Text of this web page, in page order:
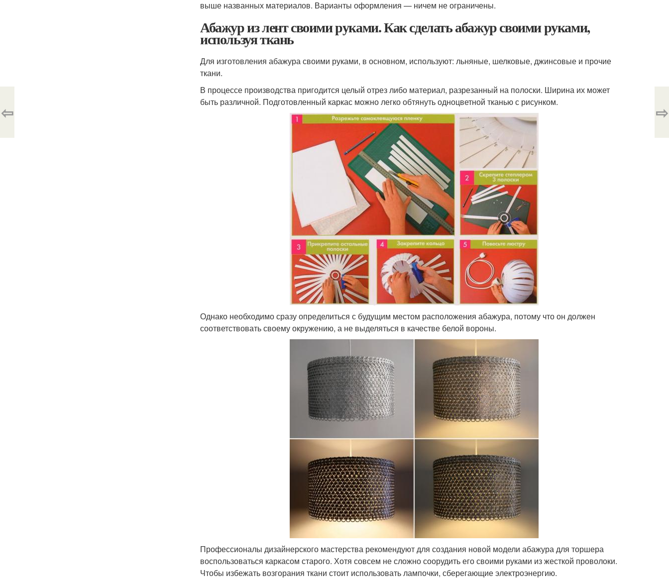
выше названных материалов. Варианты оформления — ничем не ограничены.
Абажур из лент своими руками. Как сделать абажур своими руками,
используя ткань
Для изготовления абажура своими руками, в основном, используют: льняные, шелковые, джинсовые и прочие
ткани.
В процессе производства пригодится целый отрез либо материал, разрезанный на полоски. Ширина их может
быть различной. Подготовленный каркас можно легко обтянуть одноцветной тканью с рисунком.
Однако необходимо сразу определиться с будущим местом расположения абажура, потому что он должен
соответствовать своему окружению, а не выделяться в качестве белой вороны.
Профессионалы дизайнерского мастерства рекомендуют для создания новой модели абажура для торшера
воспользоваться каркасом старого. Хотя совсем не сложно соорудить его своими руками из жесткой проволоки.
Чтобы избежать возгорания ткани стоит использовать лампочки, сберегающие электроэнергию.
⇦ ⇨